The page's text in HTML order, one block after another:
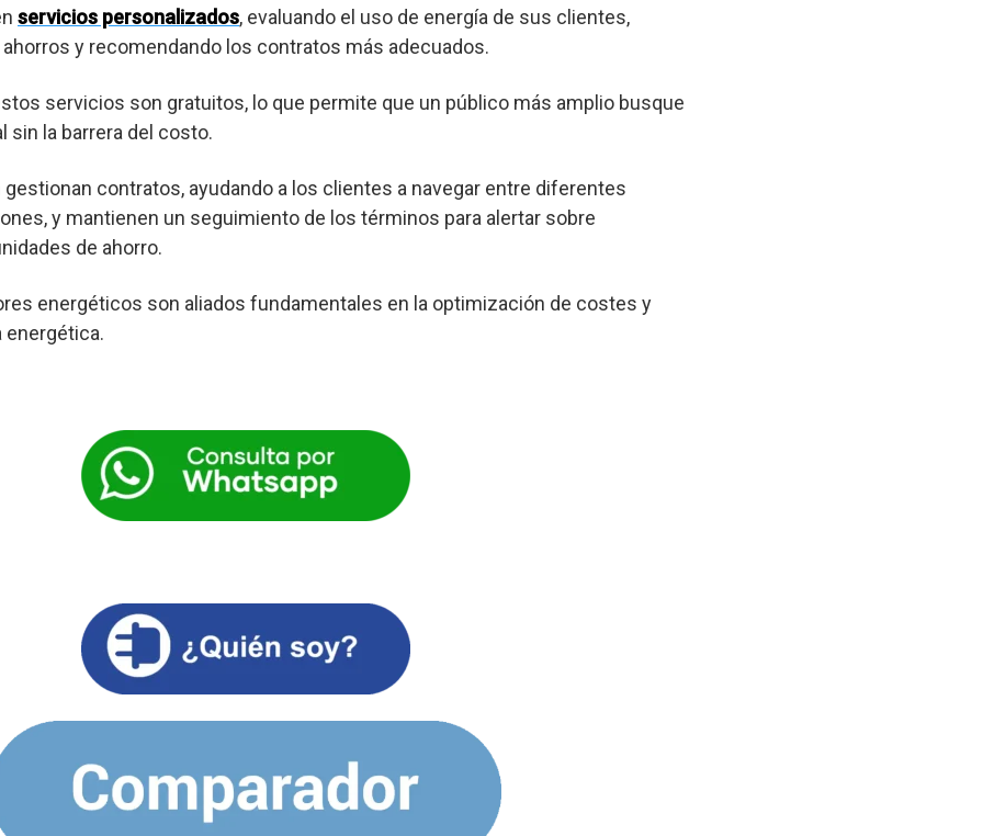
servicios personalizados, evaluando el uso de energía de sus clientes,
y recomendando los contratos más adecuados.
servicios son gratuitos, lo que permite que un público más amplio busque
sin la barrera del costo.
contratos, ayudando a los clientes a navegar entre diferentes
y mantienen un seguimiento de los términos para alertar sobre
de ahorro.
energéticos son aliados fundamentales en la optimización de costes y
energética.